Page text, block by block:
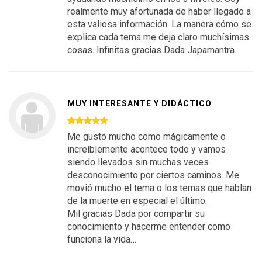
realmente muy afortunada de haber llegado a
esta valiosa información. La manera cómo se
explica cada tema me deja claro muchísimas
cosas. Infinitas gracias Dada Japamantra.
MUY INTERESANTE Y DIDÁCTICO
Me gustó mucho como mágicamente o
increíblemente acontece todo y vamos
siendo llevados sin muchas veces
desconocimiento por ciertos caminos. Me
movió mucho el tema o los temas que hablan
de la muerte en especial el último.
Mil gracias Dada por compartir su
conocimiento y hacerme entender como
funciona la vida…